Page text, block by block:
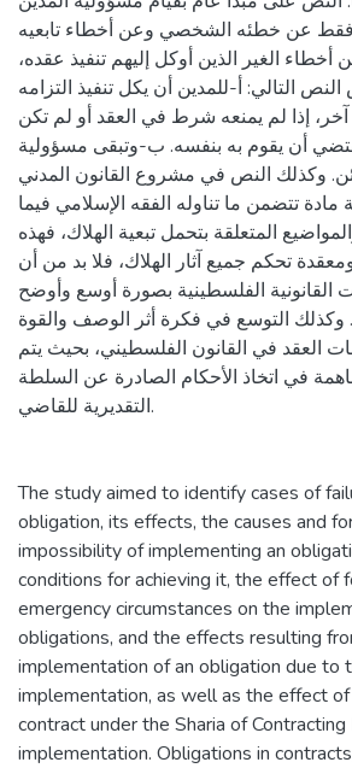
فقط عن خطئه الشخصي وعن أخطاء تابعيه
الغير الذين أوكل إليهم تنفيذ عقده،
التالي: أ-للمدين أن يكل تنفيذ التزامه
إذا لم يمنعه شرط في العقد أو لم تكن
أن يقوم به بنفسه. ب-وتبقى مسؤولية
وكذلك النص في مشروع القانون المدني
تتضمن ما تناوله الفقه الإسلامي فيما
المتعلقة بتحمل تبعية الهلاك، فهذه
تحكم جميع آثار الهلاك، فلا بد من أن
الفلسطينية بصورة أوسع وأوضح
وكذلك التوسع في فكرة أثر الوصف والقوة
العقد في القانون الفلسطيني، بحيث يتم
في اتخاذ الأحكام الصادرة عن السلطة
التقديرية للقاضي.
The study aimed to identify cases of
obligation, its effects, the causes and
impossibility of implementing an
conditions for achieving it, the effect of
emergency circumstances on the
obligations, and the effects resulting
implementation of an obligation due to
implementation, as well as the effect
contract under the Sharia of
implementation. Obligations in